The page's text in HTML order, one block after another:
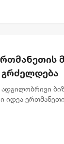
გრძელდება
იდეა